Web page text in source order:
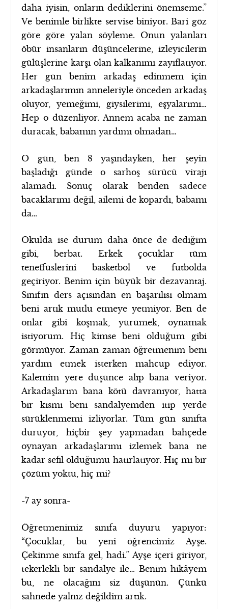
daha iyisin, onların dediklerini önemseme.”
Ve benimle birlikte servise biniyor. Bari göz
göre göre yalan söyleme. Onun yalanları
öbür insanların düşüncelerine, izleyicilerin
gülüşlerine karşı olan kalkanımı zayıflatıyor.
Her gün benim arkadaş edinmem için
arkadaşlarımın anneleriyle önceden arkadaş
oluyor, yemeğimi, giysilerimi, eşyalarımı…
Hep o düzenliyor. Annem acaba ne zaman
duracak, babamın yardımı olmadan…
O gün, ben 8 yaşındayken, her şeyin
başladığı günde o sarhoş sürücü virajı
alamadı. Sonuç olarak benden sadece
bacaklarımı değil, ailemi de kopardı, babamı
da…
Okulda ise durum daha önce de dediğim
gibi, berbat. Erkek çocuklar tüm
teneffüslerini basketbol ve futbolda
geçiriyor. Benim için büyük bir dezavantaj.
Sınıfın ders açısından en başarılısı olmam
beni artık mutlu etmeye yetmiyor. Ben de
onlar gibi koşmak, yürümek, oynamak
istiyorum. Hiç kimse beni olduğum gibi
görmüyor. Zaman zaman öğretmenim beni
yardım etmek isterken mahcup ediyor.
Kalemim yere düşünce alıp bana veriyor.
Arkadaşlarım bana kötü davranıyor, hatta
bir kısmı beni sandalyemden itip yerde
sürüklenmemi izliyorlar. Tüm gün sınıfta
duruyor, hiçbir şey yapmadan bahçede
oynayan arkadaşlarımı izlemek bana ne
kadar sefil olduğumu hatırlatıyor. Hiç mi bir
çözüm yoktu, hiç mi?
-7 ay sonra-
Öğretmenimiz sınıfa duyuru yapıyor:
“Çocuklar, bu yeni öğrencimiz Ayşe.
Çekinme sınıfa gel, hadi.” Ayşe içeri giriyor,
tekerlekli bir sandalye ile… Benim hikâyem
bu, ne olacağını siz düşünün. Çünkü
sahnede yalnız değildim artık.